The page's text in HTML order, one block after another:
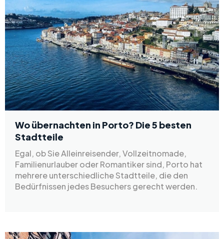
Wo übernachten in Porto? Die 5 besten
Stadtteile
Egal, ob Sie Alleinreisender, Vollzeitnomade,
Familienurlauber oder Romantiker sind, Porto hat
mehrere unterschiedliche Stadtteile, die den
Bedürfnissen jedes Besuchers gerecht werden.